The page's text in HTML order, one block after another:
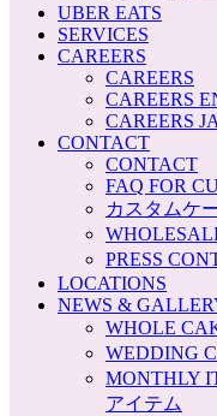
UBER EATS
SERVICES
CAREERS
CAREERS
CAREERS
CAREERS
CONTACT
CONTACT
FAQ FOR
カスタムケ
PRESS
LOCATIONS
NEWS &
WHOLE
WEDDING
MONTHLY
アイテム